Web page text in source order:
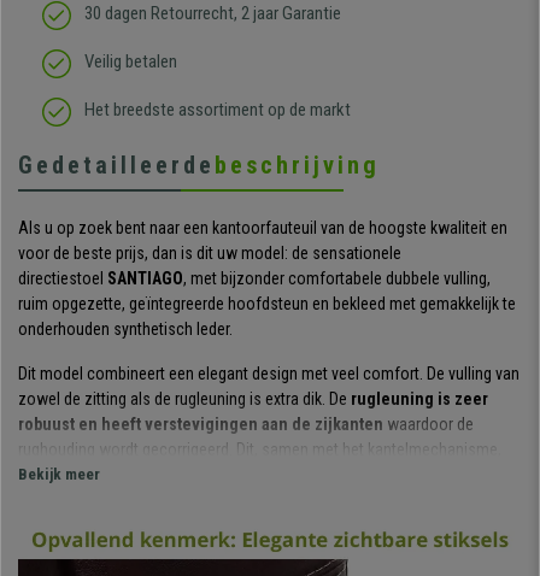
30 dagen Retourrecht, 2 jaar Garantie
Veilig betalen
Het breedste assortiment op de markt
Gedetailleerde beschrijving
Als u op zoek bent naar een kantoorfauteuil van de hoogste kwaliteit en
voor de beste prijs, dan is dit uw model: de sensationele
directiestoel SANTIAGO, met bijzonder comfortabele dubbele vulling,
ruim opgezette, geïntegreerde hoofdsteun en bekleed met gemakkelijk te
onderhouden synthetisch leder.
Dit model combineert een elegant design met veel comfort. De vulling van
zowel de zitting als de rugleuning is extra dik. De rugleuning is zeer
robuust en heeft verstevigingen aan de zijkanten waardoor de
rughouding wordt gecorrigeerd. Dit, samen met het kantelmechanisme,
maken deze directiestoel uitermate geschikt voor intensief gebruik tot 8
Hetkantelmechanisme bevat ook een exclusief balanssysteem. Door
de hendel naar buiten te bewegen, gaat de stoel over in deze
Bekijk meer